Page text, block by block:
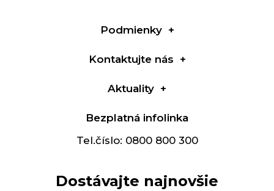
Podmienky
Kontaktujte nás
Aktuality
Bezplatná infolinka
Tel.číslo: 0800 800 300
Dostávajte najnovšie